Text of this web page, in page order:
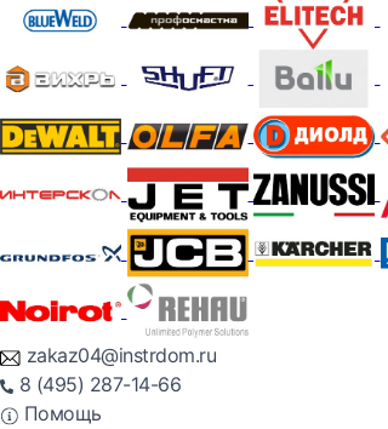
zakaz04@instrdom.ru
8 (495) 287-14-66
Помощь